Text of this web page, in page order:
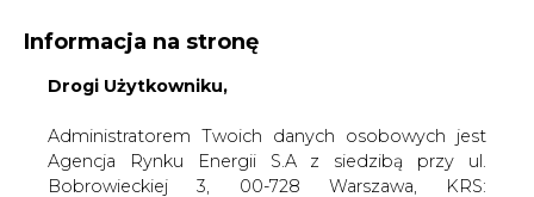
KONTAKT:
WYDAWCA PORTALU:
WYSOKI KONTRAST A A
Informacja na stronę
Drogi Użytkowniku,
Administratorem Twoich danych osobowych jest
Agencja Rynku Energii S.A z siedzibą przy ul.
Bobrowieckiej 3, 00-728 Warszawa, KRS: